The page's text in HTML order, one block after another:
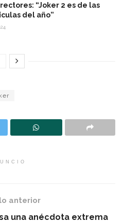
“Joker 2 es de las
del año”
anterior
una anécdota extrema